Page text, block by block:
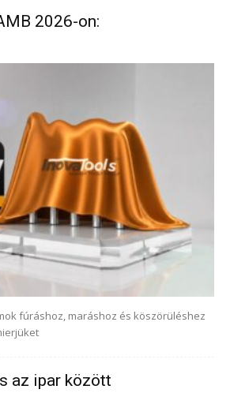
2026-on:
fúráshoz, maráshoz és köszörüléshez
az ipar között